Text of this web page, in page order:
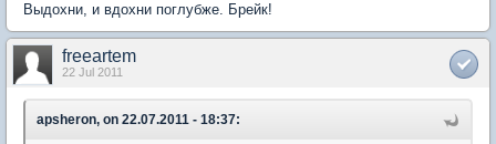
Выдохни, и вдохни поглубже. Брейк!
freeartem
22 Jul 2011
apsheron, on 22.07.2011 - 18:37: